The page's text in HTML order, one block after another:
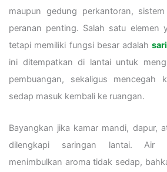
maupun gedung perkantoran,
peranan penting. Salah satu elemen
tetapi memiliki fungsi besar adalah
ini ditempatkan di lantai untuk
pembuangan, sekaligus
sedap masuk kembali ke ruangan.
Bayangkan jika kamar mandi, dapur,
dilengkapi saringan lantai. Air
menimbulkan aroma tidak sedap,